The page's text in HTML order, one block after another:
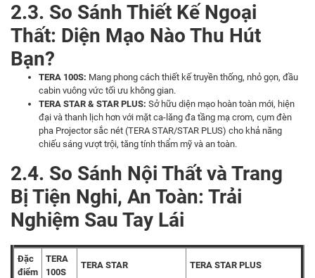
2.3. So Sánh Thiết Kế Ngoại
Thất: Diện Mạo Nào Thu Hút
Bạn?
TERA 100S: Mang phong cách thiết kế truyền thống, nhỏ gọn, đầu
cabin vuông vức tối ưu không gian.
TERA STAR & STAR PLUS: Sở hữu diện mạo hoàn toàn mới, hiện
đại và thanh lịch hơn với mặt ca-lăng đa tầng mạ crom, cụm đèn
pha Projector sắc nét (TERA STAR/STAR PLUS) cho khả năng
chiếu sáng vượt trội, tăng tính thẩm mỹ và an toàn.
2.4. So Sánh Nội Thất và Trang
Bị Tiện Nghi, An Toàn: Trải
Nghiệm Sau Tay Lái
Đặc
điểm
TERA
100S
TERA STAR TERA STAR PLUS